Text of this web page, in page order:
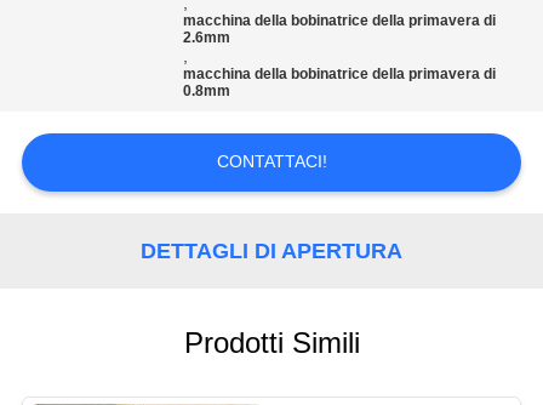
CITAZIONE
MAPPA
DEL
macchina della bobinatrice della primavera di
2.6mm
,
macchina della bobinatrice della primavera di
0.8mm
CONTATTACI!
DETTAGLI DI APERTURA
Prodotti Simili